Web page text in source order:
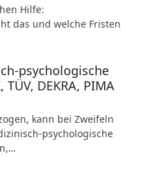
Hilfe:
das und welche Fristen
psychologische
DEKRA, PIMA
kann bei Zweifeln
psychologische